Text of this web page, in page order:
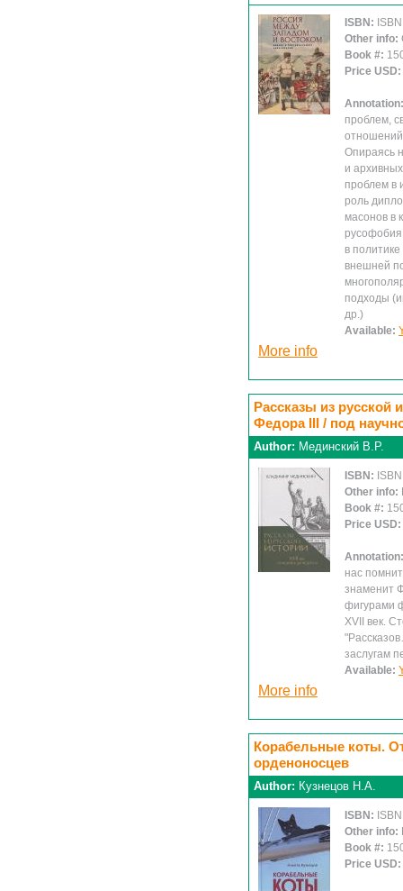
ISBN:
Other info:
Book #:
Price USD:
проблем,
Опираясь
и
проблем в
роль
масонов в
в
внешней
подходы
др.)
Available:
More info
Рассказы из русской
Федора III / под
Author: Мединский В.Р.
ISBN:
Other info:
Book #:
Price USD:
нас
знаменит
фигурами
XVII век.
заслугам
Available:
More info
Корабельные коты.
орденоносцев
Author: Кузнецов Н.А.
ISBN:
Other info:
Book #:
Price USD: